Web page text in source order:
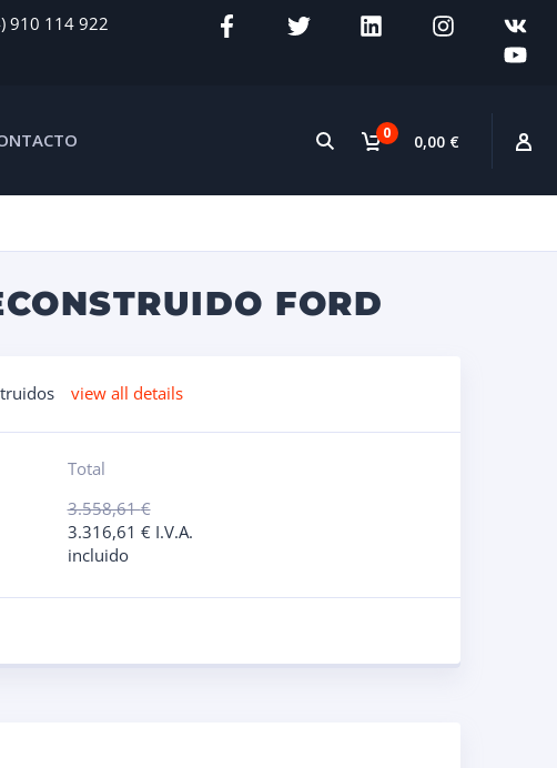
910 114 922
0 0,00 €
FORD
view all details
Total
3.558,61€
3.316,61 € I.V.A.
incluido